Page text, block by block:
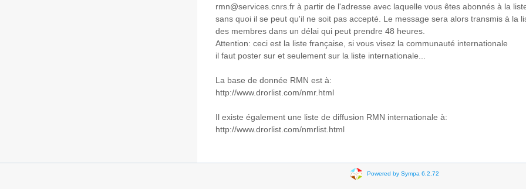
rmn@services.cnrs.fr à partir de l'adresse avec laquelle vous êtes abonnés à la
sans quoi il se peut qu'il ne soit pas accepté. Le message sera alors transmis à la
des membres dans un délai qui peut prendre 48 heures.
Attention: ceci est la liste française, si vous visez la communauté internationale
il faut poster sur et seulement sur la liste internationale...
La base de donnée RMN est à:
http://www.drorlist.com/nmr.html
Il existe également une liste de diffusion RMN internationale à:
http://www.drorlist.com/nmrlist.html
Powered by Sympa 6.2.72